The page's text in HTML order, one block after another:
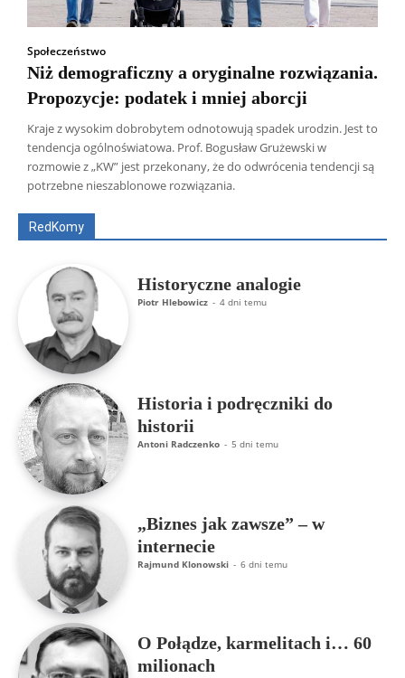
Społeczeństwo
Niż demograficzny a oryginalne rozwiązania.
Propozycje: podatek i mniej aborcji
Kraje z wysokim dobrobytem odnotowują spadek urodzin. Jest to
tendencja ogólnoświatowa. Prof. Bogusław Grużewski w
rozmowie z „KW” jest przekonany, że do odwrócenia tendencji są
potrzebne nieszablonowe rozwiązania.
RedKomy
Wszyscy Aleksander Borowik
Antoni Radczenko
Artur Płokszto
Grzegorz Górny
ks. Jarosław Wąsowicz SDB
Historyczne analogie
Piotr Hlebowicz - 4 dni temu
Historia i podręczniki do
historii
Antoni Radczenko - 5 dni temu
„Biznes jak zawsze” – w
internecie
Rajmund Klonowski - 6 dni temu
O Połądze, karmelitach i… 60
milionach